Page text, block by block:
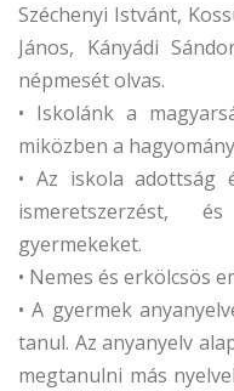
Széchenyi Istvánt,
János, Kányádi
népmesét olvas.
• Iskolánk a
miközben a
• Az iskola adottság
ismeretszerzést,
gyermekeket.
• Nemes és erkölcsös
• A gyermek
tanul. Az anyanyelv
megtanulni más